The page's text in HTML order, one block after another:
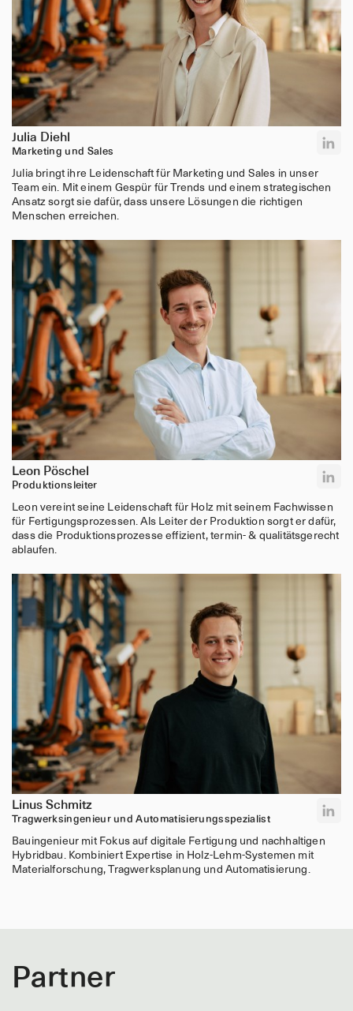
Julia Diehl
Marketing und Sales
Julia bringt ihre Leidenschaft für Marketing und Sales in unser
Team ein. Mit einem Gespür für Trends und einem strategischen
Ansatz sorgt sie dafür, dass unsere Lösungen die richtigen
Menschen erreichen.
Leon Pöschel
Produktionsleiter
Leon vereint seine Leidenschaft für Holz mit seinem Fachwissen
für Fertigungsprozessen. Als Leiter der Produktion sorgt er dafür,
dass die Produktionsprozesse effizient, termin- & qualitätsgerecht
ablaufen.
Linus Schmitz
Tragwerksingenieur und Automatisierungsspezialist
Bauingenieur mit Fokus auf digitale Fertigung und nachhaltigen
Hybridbau. Kombiniert Expertise in Holz-Lehm-Systemen mit
Materialforschung, Tragwerksplanung und Automatisierung.
Partner